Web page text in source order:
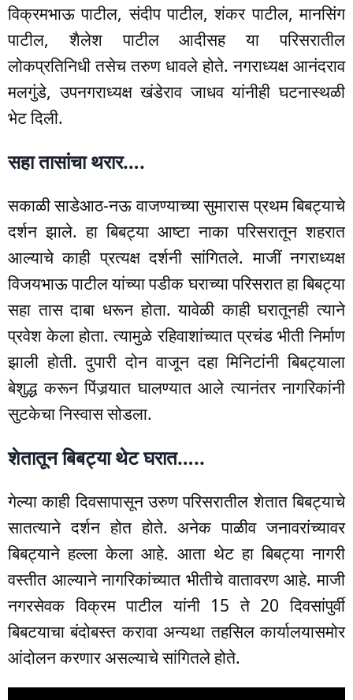
विक्रमभाऊ पाटील, संदीप पाटील, शंकर पाटील, मानसिंग
पाटील, शैलेश पाटील आदीसह या परिसरातील
लोकप्रतिनिधी तसेच तरुण धावले होते. नगराध्यक्ष आनंदराव
मलगुंडे, उपनगराध्यक्ष खंडेराव जाधव यांनीही घटनास्थळी
भेट दिली.
सहा तासांचा थरार….
सकाळी साडेआठ-नऊ वाजण्याच्या सुमारास प्रथम बिबट्याचे
दर्शन झाले. हा बिबट्या आष्टा नाका परिसरातून शहरात
आल्याचे काही प्रत्यक्ष दर्शनी सांगितले. माजीं नगराध्यक्ष
विजयभाऊ पाटील यांच्या पडीक घराच्या परिसरात हा बिबट्या
सहा तास दाबा धरून होता. यावेळी काही घरातूनही त्याने
प्रवेश केला होता. त्यामुळे रहिवाशांच्यात प्रचंड भीती निर्माण
झाली होती. दुपारी दोन वाजून दहा मिनिटांनी बिबट्याला
बेशुद्ध करून पिंजर्‍यात घालण्यात आले त्यानंतर नागरिकांनी
सुटकेचा निस्वास सोडला.
शेतातून बिबट्या थेट घरात…..
गेल्या काही दिवसापासून उरुण परिसरातील शेतात बिबट्याचे
सातत्याने दर्शन होत होते. अनेक पाळीव जनावरांच्यावर
बिबट्याने हल्ला केला आहे. आता थेट हा बिबट्या नागरी
वस्तीत आल्याने नागरिकांच्यात भीतीचे वातावरण आहे. माजी
नगरसेवक विक्रम पाटील यांनी 15 ते 20 दिवसांपुर्वी
बिबटयाचा बंदोबस्त करावा अन्यथा तहसिल कार्यालयासमोर
आंदोलन करणार असल्याचे सांगितले होते.